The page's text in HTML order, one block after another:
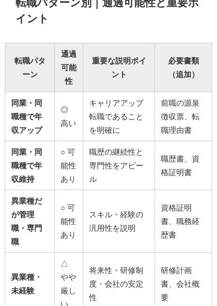
転職パターン別｜通過可能性と重要ポ
イント
転職パタ
ーン
通過
可能
性
重要な説明ポイ
ント
必要書類
（追加）
同業・同
職種で年
収アップ
◎
高い
キャリアアップ
転職であること
を明確に
前職の源泉
徴収票、転
職理由書
同業・同
職種で年
収維持
○ 可
能性
あり
職歴の継続性と
専門性をアピー
ル
職歴書、資
格証明書
異業種だ
が管理
職・専門
職
○ 可
能性
あり
スキル・経験の
汎用性を説明
資格証明
書、職務経
歴書
異業種・
未経験
△
やや
厳し
い
将来性・研修制
度・会社の安定
性
研修計画
書、会社概
要